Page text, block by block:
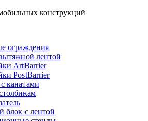
ограждения
лентой
ArtBarrier
PostBarrier
канатами
блок с лентой